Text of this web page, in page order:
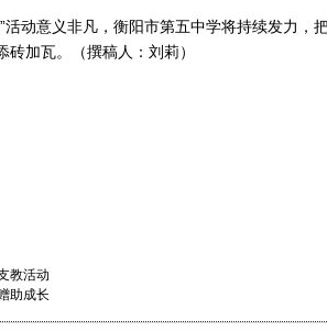
活动意义非凡，衡阳市第五中学将持续发力，
加瓦。（撰稿人：刘莉）
教活动
助成长